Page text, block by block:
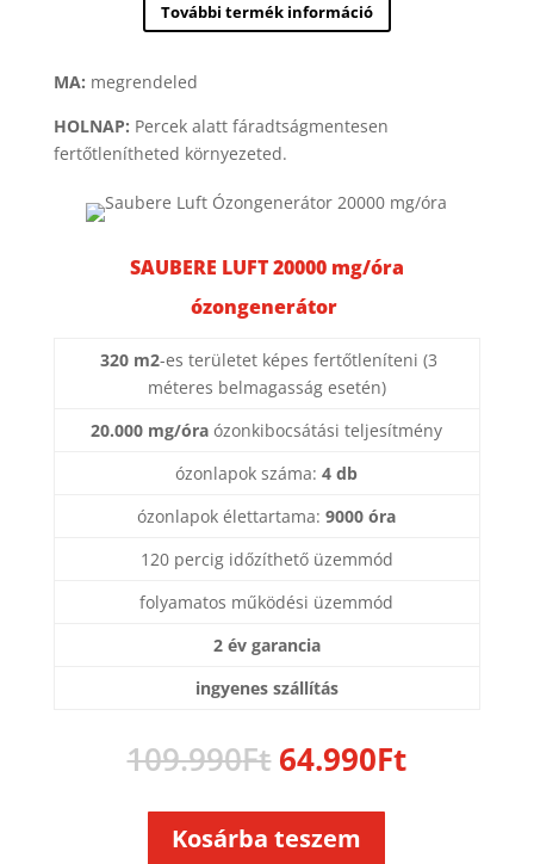
További termék információ
MA: megrendeled
HOLNAP: Percek alatt fáradtságmentesen
fertőtlenítheted környezeted.
SAUBERE LUFT 20000 mg/óra
ózongenerátor
320 m2-es területet képes fertőtleníteni (3
méteres belmagasság esetén)
20.000 mg/óra ózonkibocsátási teljesítmény
ózonlapok száma:4 db
ózonlapok élettartama:9000 óra
120 percig időzíthető üzemmód
folyamatos működési üzemmód
2 év garancia
ingyenes szállítás
109.990Ft Original
price
was:
109.990Ft.
64.990FtCurrent
price
Kosárba teszem